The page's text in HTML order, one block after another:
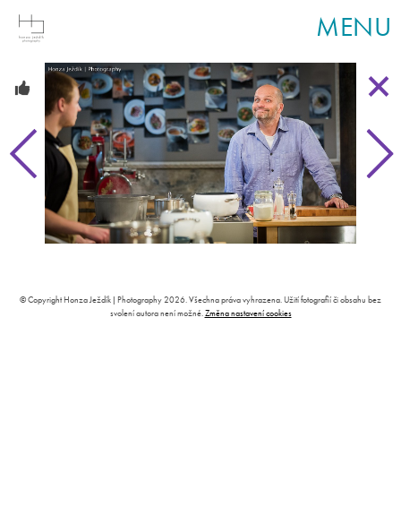
MENU
© Copyright Honza Ježdík | Photography 2026. Všechna práva vyhrazena. Užití fotografií či obsahu bez
svolení autora není možné.Změna nastavení cookies